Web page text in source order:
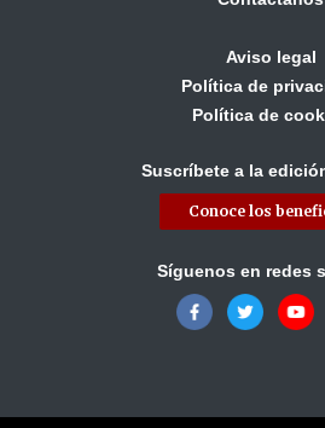
Aviso legal
Política de
Política de
Suscríbete a la
Conoce los
Síguenos en redes